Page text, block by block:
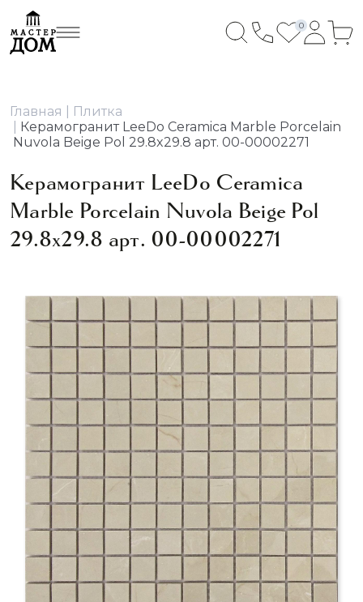
0
Главная
Плитка
Керамогранит LeeDo Ceramica Marble Porcelain
Nuvola Beige Pol 29.8x29.8 арт. 00-00002271
Керамогранит LeeDo Ceramica
Marble Porcelain Nuvola Beige Pol
29.8x29.8 арт. 00-00002271